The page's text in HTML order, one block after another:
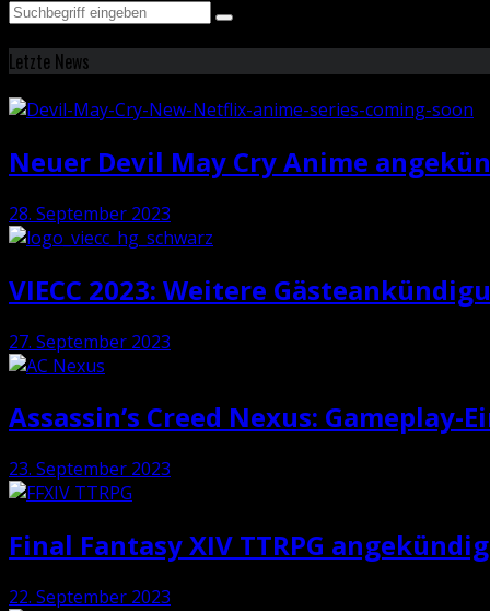
Letzte News
Neuer Devil May Cry Anime
28. September 2023
VIECC 2023: Weitere
27. September 2023
Assassin’s Creed Nexus:
23. September 2023
Final Fantasy XIV TTRPG
22. September 2023